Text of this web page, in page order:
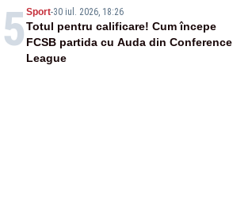
5 Sport-30 iul. 2026, 18:26
Totul pentru calificare! Cum începe
FCSB partida cu Auda din Conference
League